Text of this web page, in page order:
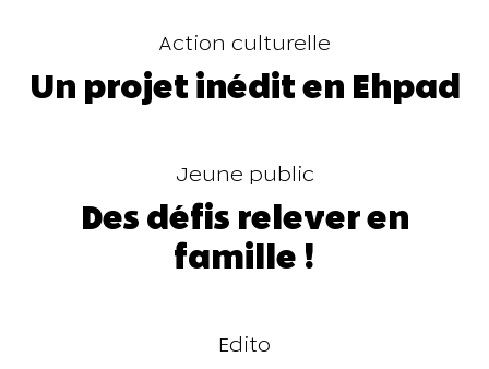
Action culturelle
Un projet inédit en Ehpad
Jeune public
Des défis relever en
famille !
Edito